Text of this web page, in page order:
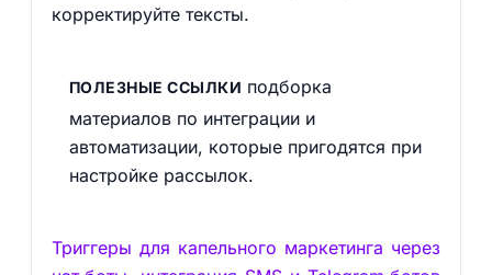
корректируйте тексты.
ПОЛЕЗНЫЕ ССЫЛКИ подборка
материалов по интеграции и
автоматизации, которые пригодятся при
настройке рассылок.
Триггеры для капельного маркетинга через